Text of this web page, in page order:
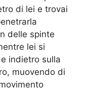
di lei e trovai
delle spinte
lei si
indietro sulla
muovendo di